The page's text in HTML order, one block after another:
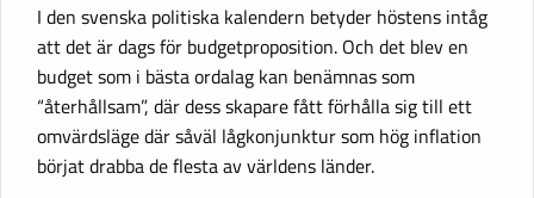
I den svenska politiska kalendern betyder höstens intåg
att det är dags för budgetproposition. Och det blev en
budget som i bästa ordalag kan benämnas som
“återhållsam”, där dess skapare fått förhålla sig till ett
omvärdsläge där såväl lågkonjunktur som hög inflation
börjat drabba de flesta av världens länder.